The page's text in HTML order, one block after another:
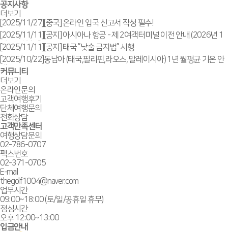
공지사항
더보기
[2025/11/27] [중국] 온라인 입국 신고서 작성 필수!!
[2025/11/11]
[공지] 아시아나 항공 - 제 2여객터미널 이전 안내 (2026년 1
월 14일 부터)
[2025/11/11]
[공지] 태국 ”낮술 금지법” 시행
[2025/10/22] 동남아 (태국,필리핀,라오스, 말레이시아) 1년 월평균 기온 안
내
커뮤니티
더보기
온라인문의
고객여행후기
단체여행문의
전화상담
고객만족센터
여행상담문의
02-786-0707
팩스번호
02-371-0705
E-mail
thegolf1004@naver.com
업무시간
09:00~18:00 (토/일/공휴일 휴무)
점심시간
오후 12:00~13:00
입금안내